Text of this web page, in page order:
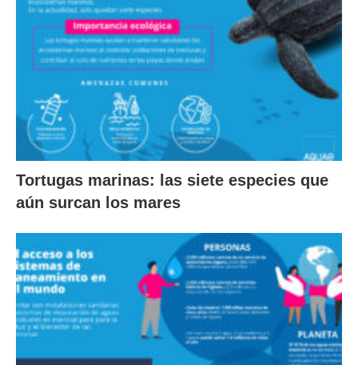
Tortugas marinas: las siete especies que
aún surcan los mares